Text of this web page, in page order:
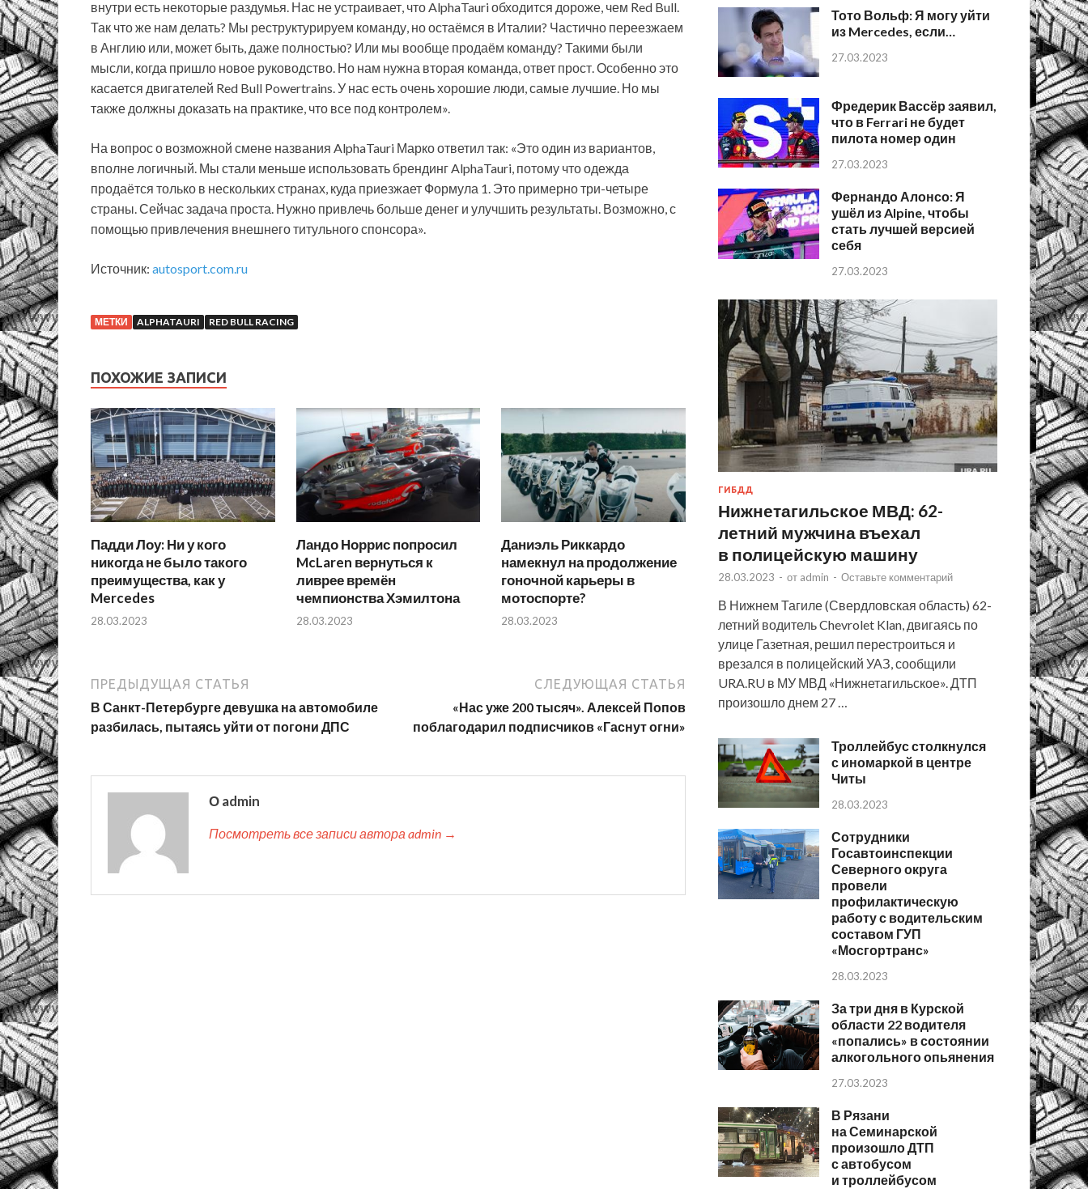
внутри есть некоторые раздумья. Нас не устраивает, что AlphaTauri обходится дороже, чем Red Bull.
Так что же нам делать? Мы реструктурируем команду, но остаёмся в Италии? Частично переезжаем
в Англию или, может быть, даже полностью? Или мы вообще продаём команду? Такими были
мысли, когда пришло новое руководство. Но нам нужна вторая команда, ответ прост. Особенно это
касается двигателей Red Bull Powertrains. У нас есть очень хорошие люди, самые лучшие. Но мы
также должны доказать на практике, что все под контролем».
На вопрос о возможной смене названия AlphaTauri Марко ответил так: «Это один из вариантов,
вполне логичный. Мы стали меньше использовать брендинг AlphaTauri, потому что одежда
продаётся только в нескольких странах, куда приезжает Формула 1. Это примерно три-четыре
страны. Сейчас задача проста. Нужно привлечь больше денег и улучшить результаты. Возможно, с
помощью привлечения внешнего титульного спонсора».
Источник: autosport.com.ru
МЕТКИ ALPHATAURI RED BULL RACING
ПОХОЖИЕ ЗАПИСИ
Падди Лоу: Ни у кого
никогда не было такого
преимущества, как у
Mercedes
28.03.2023
Ландо Норрис попросил
McLaren вернуться к
ливрее времён
чемпионства Хэмилтона
28.03.2023
Даниэль Риккардо
намекнул на продолжение
гоночной карьеры в
мотоспорте?
28.03.2023
ПРЕДЫДУЩАЯ СТАТЬЯ
В Санкт-Петербурге девушка на автомобиле
разбилась, пытаясь уйти от погони ДПС
СЛЕДУЮЩАЯ СТАТЬЯ
«Нас уже 200 тысяч». Алексей Попов
поблагодарил подписчиков «Гаснут огни»
О admin
Посмотреть все записи автора admin →
Тото Вольф: Я могу уйти
из Mercedes, если…
27.03.2023
Фредерик Вассёр заявил,
что в Ferrari не будет
пилота номер один
27.03.2023
Фернандо Алонсо: Я
ушёл из Alpine, чтобы
стать лучшей версией
себя
27.03.2023
ГИБДД
Нижнетагильское МВД: 62-
летний мужчина въехал
в полицейскую машину
28.03.2023 - от admin - Оставьте комментарий
В Нижнем Тагиле (Свердловская область) 62-
летний водитель Chevrolet Klan, двигаясь по
улице Газетная, решил перестроиться и
врезался в полицейский УАЗ, сообщили
URA.RU в МУ МВД «Нижнетагильское». ДТП
произошло днем 27 …
Троллейбус столкнулся
с иномаркой в центре
Читы
28.03.2023
Сотрудники
Госавтоинспекции
Северного округа
провели
профилактическую
работу с водительским
составом ГУП
«Мосгортранс»
28.03.2023
За три дня в Курской
области 22 водителя
«попались» в состоянии
алкогольного опьянения
27.03.2023
В Рязани
на Семинарской
произошло ДТП
с автобусом
и троллейбусом